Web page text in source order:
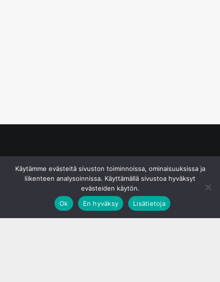
Käytämme evästeitä sivuston toiminnoissa, ominaisuuksissa ja
liikenteen analysoinnissa. Käyttämällä sivustoa hyväksyt
evästeiden käytön.
Ok
En hyväksy Lisätietoja